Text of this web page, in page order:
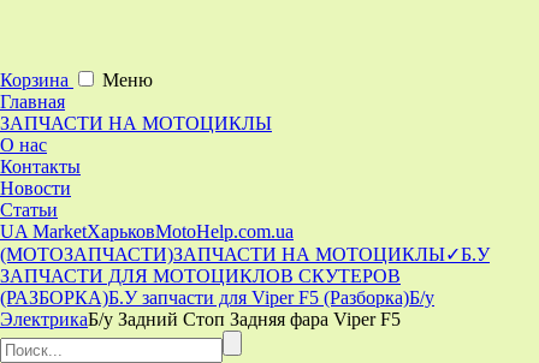
Корзина
Меню
Главная
ЗАПЧАСТИ НА МОТОЦИКЛЫ
О нас
Контакты
Новости
Статьи
UA MarketХарьковMotoHelp.com.ua
(МОТОЗАПЧАСТИ)ЗАПЧАСТИ НА МОТОЦИКЛЫ✓Б.У
ЗАПЧАСТИ ДЛЯ МОТОЦИКЛОВ СКУТЕРОВ
(РАЗБОРКА)Б.У запчасти для Viper F5 (Разборка)Б/у
ЭлектрикаБ/у Задний Стоп Задняя фара Viper F5